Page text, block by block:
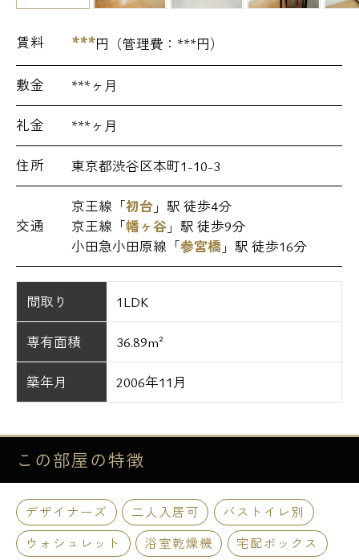
賃料 ***円（管理費： ***円）
敷金 ***ヶ月
礼金 ***ヶ月
住所 東京都渋谷区本町1-10-3
交通
京王線「初台 」駅 徒歩4分
京王線「幡ヶ谷 」駅 徒歩9分
小田急小田原線「参宮橋 」駅 徒歩16分
間取り 1LDK
専有面積 36.89m²
築年月 2006年11月
この部屋の特徴
デザイナーズ 二人入居可
バストイレ別
ウォシュレット
浴室乾燥機
宅配ボックス